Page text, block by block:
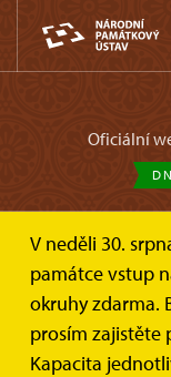
oficiální
V neděli 30.
památce vstup
okruhy zdarma.
prosím zajistěte
Kapacita
Bezděz O hradu
Historie a